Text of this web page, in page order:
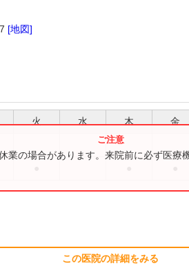
[地図]
火 水 木 金
業の場合があります。来院前に必ず医療
この医院の詳細をみる